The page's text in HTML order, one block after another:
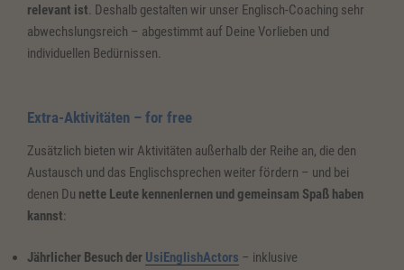
relevant ist. Deshalb gestalten wir unser Englisch-Coaching sehr
abwechslungsreich – abgestimmt auf Deine Vorlieben und
individuellen Bedürnissen.
Extra-Aktivitäten – for free
Zusätzlich bieten wir Aktivitäten außerhalb der Reihe an, die den
Austausch und das Englischsprechen weiter fördern – und bei
denen Du nette Leute kennenlernen und gemeinsam Spaß haben
kannst:
Jährlicher Besuch der UsiEnglishActors – inklusive